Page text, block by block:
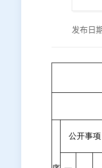
发布日
公开事项